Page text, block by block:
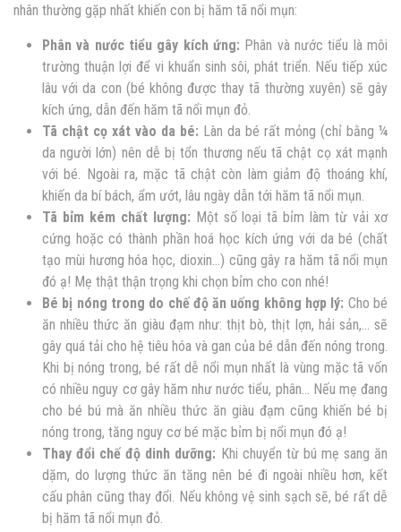
nhân thường gặp nhất khiến con bị hăm tã nổi mụn:
Phân và nước tiểu gây kích ứng: Phân và nước tiểu là môi
trường thuận lợi để vi khuẩn sinh sôi, phát triển. Nếu tiếp xúc
lâu với da con (bé không được thay tã thường xuyên) sẽ gây
kích ứng, dẫn đến hăm tã nổi mụn đỏ.
Tã chật cọ xát vào da bé: Làn da bé rất mỏng (chỉ bằng ¼
da người lớn) nên dễ bị tổn thương nếu tã chật cọ xát mạnh
với bé. Ngoài ra, mặc tã chật còn làm giảm độ thoáng khí,
khiến da bí bách, ẩm ướt, lâu ngày dẫn tới hăm tã nổi mụn.
Tã bỉm kém chất lượng: Một số loại tã bỉm làm từ vải xơ
cứng hoặc có thành phần hoá học kích ứng với da bé (chất
tạo mùi hương hóa học, dioxin…) cũng gây ra hăm tã nổi mụn
đó ạ! Mẹ thật thận trọng khi chọn bỉm cho con nhé!
Bé bị nóng trong do chế độ ăn uống không hợp lý: Cho bé
ăn nhiều thức ăn giàu đạm như: thịt bò, thịt lợn, hải sản,… sẽ
gây quá tải cho hệ tiêu hóa và gan của bé dẫn đến nóng trong.
Khi bị nóng trong, bé rất dễ nổi mụn nhất là vùng mặc tã vốn
có nhiều nguy cơ gây hăm như nước tiểu, phân… Nếu mẹ đang
cho bé bú mà ăn nhiều thức ăn giàu đạm cũng khiến bé bị
nóng trong, tăng nguy cơ bé mặc bỉm bị nổi mụn đó ạ!
Thay đổi chế độ dinh dưỡng: Khi chuyển từ bú mẹ sang ăn
dặm, do lượng thức ăn tăng nên bé đi ngoài nhiều hơn, kết
cấu phân cũng thay đổi. Nếu không vệ sinh sạch sẽ, bé rất dễ
bị hăm tã nổi mụn đỏ.